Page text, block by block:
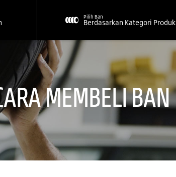
Pilih Ban
Berdasarkan Kategori Produk
MEMBELI BAN